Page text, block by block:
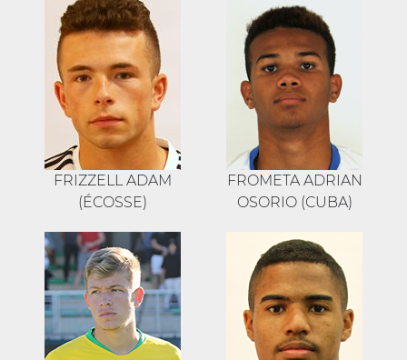
FRIZZELL ADAM
(ÉCOSSE)
FROMETA ADRIAN
OSORIO (CUBA)